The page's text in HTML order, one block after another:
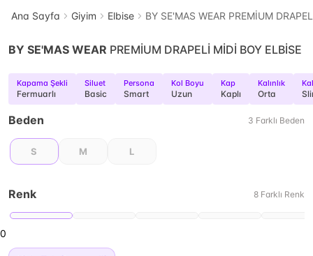
Ana Sayfa Giyim Elbise BY SE'MAS WEAR PREMİUM
BY SE'MAS WEAR PREMİUM DRAPELİ MİDİ BOY ELBİSE
Kapama Şekli
Fermuarlı
Siluet
Basic
Persona
Smart
Kol Boyu
Uzun
Kap
Kaplı
Kalınlık
Orta
Beden 3 Farklı Beden
S M L
Renk 8 Farklı Renk
0